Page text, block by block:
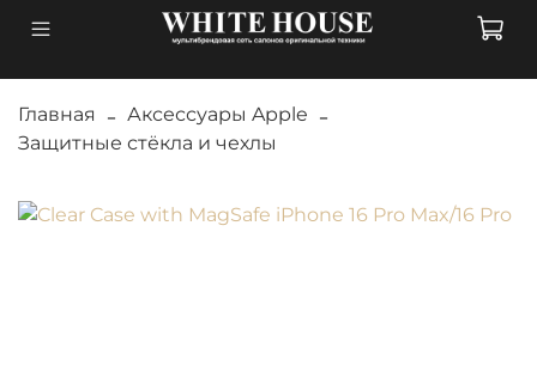
Главная
Аксессуары Apple
Защитные стёкла и чехлы